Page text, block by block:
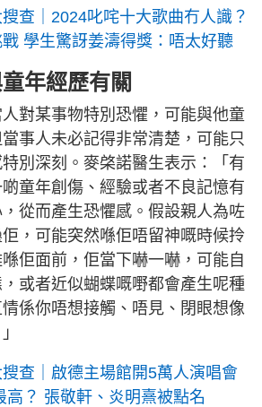
查｜2024叱咤十大歌曲冇人識？
學生驚訝姜濤得獎：唔太好聽
年經歷有關
對某事物特別恐懼，可能與他童
事人未必記得非常清楚，可能只
別深刻。麥棨諾醫生表示：「有
童年創傷、經驗或者不良記憶有
從而產生恐懼感。假設親人為咗
，可能突然喺佢唔留神嘅時候拎
佢面前，佢當下嚇一嚇，可能自
或者近似蝴蝶嘅嘢都會產生呢種
係你唔想接觸、唔見、閉眼想像
查｜ 啟德主場館開5萬人演唱會
高？ 張敬軒、炎明熹被點名